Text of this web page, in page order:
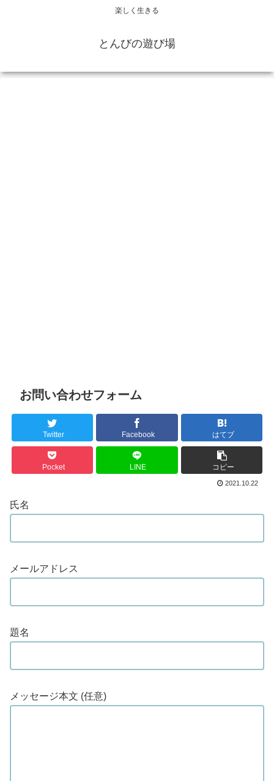
楽しく生きる
とんびの遊び場
お問い合わせフォーム
Twitter Facebook はてブ
Pocket LINE コピー
2021.10.22
氏名
メールアドレス
題名
メッセージ本文 (任意)